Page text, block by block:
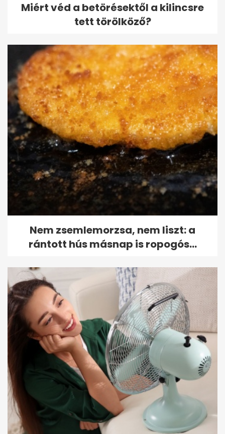
Miért véd a betörésektől a kilincsre
tett törölköző?
Nem zsemlemorzsa, nem liszt: a
rántott hús másnap is ropogós...